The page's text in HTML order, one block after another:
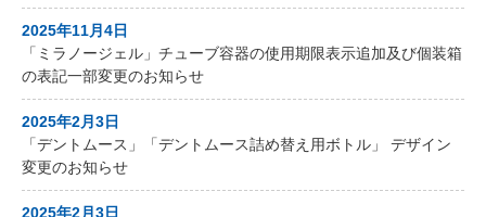
2025年11月4日
「ミラノージェル」チューブ容器の使用期限表示追加及び個装箱
の表記一部変更のお知らせ
2025年2月3日
「デントムース」「デントムース詰め替え用ボトル」 デザイン
変更のお知らせ
2025年2月3日